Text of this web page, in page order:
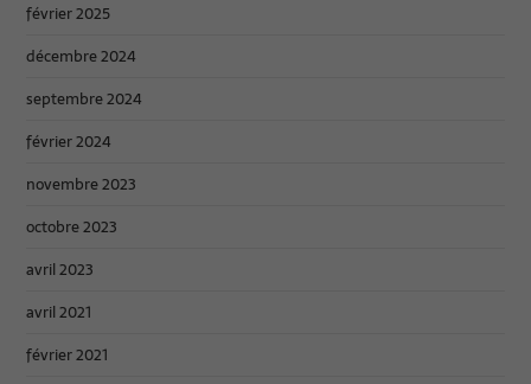
février 2025
décembre 2024
septembre 2024
février 2024
novembre 2023
octobre 2023
avril 2023
avril 2021
février 2021